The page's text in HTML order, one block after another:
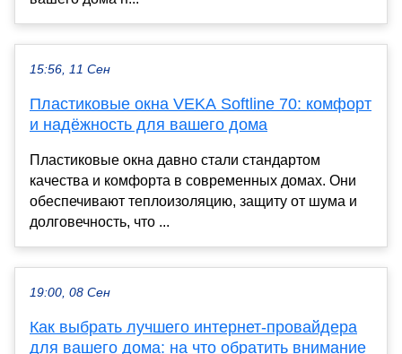
15:56, 11 Сен
Пластиковые окна VEKA Softline 70: комфорт
и надёжность для вашего дома
Пластиковые окна давно стали стандартом
качества и комфорта в современных домах. Они
обеспечивают теплоизоляцию, защиту от шума и
долговечность, что ...
19:00, 08 Сен
Как выбрать лучшего интернет-провайдера
для вашего дома: на что обратить внимание